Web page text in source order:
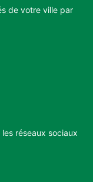
de votre ville par
réseaux sociaux